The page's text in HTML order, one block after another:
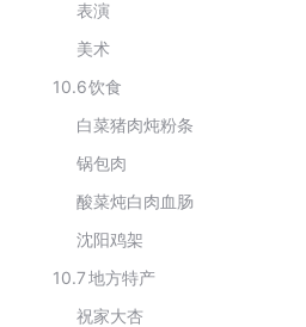
表演
美术
10.6饮食
白菜猪肉炖粉条
锅包肉
酸菜炖白肉血肠
沈阳鸡架
10.7地方特产
祝家大杏